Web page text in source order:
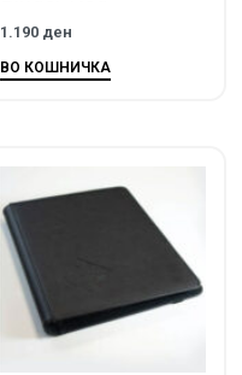
1.190 ден
ВО КОШНИЧКА